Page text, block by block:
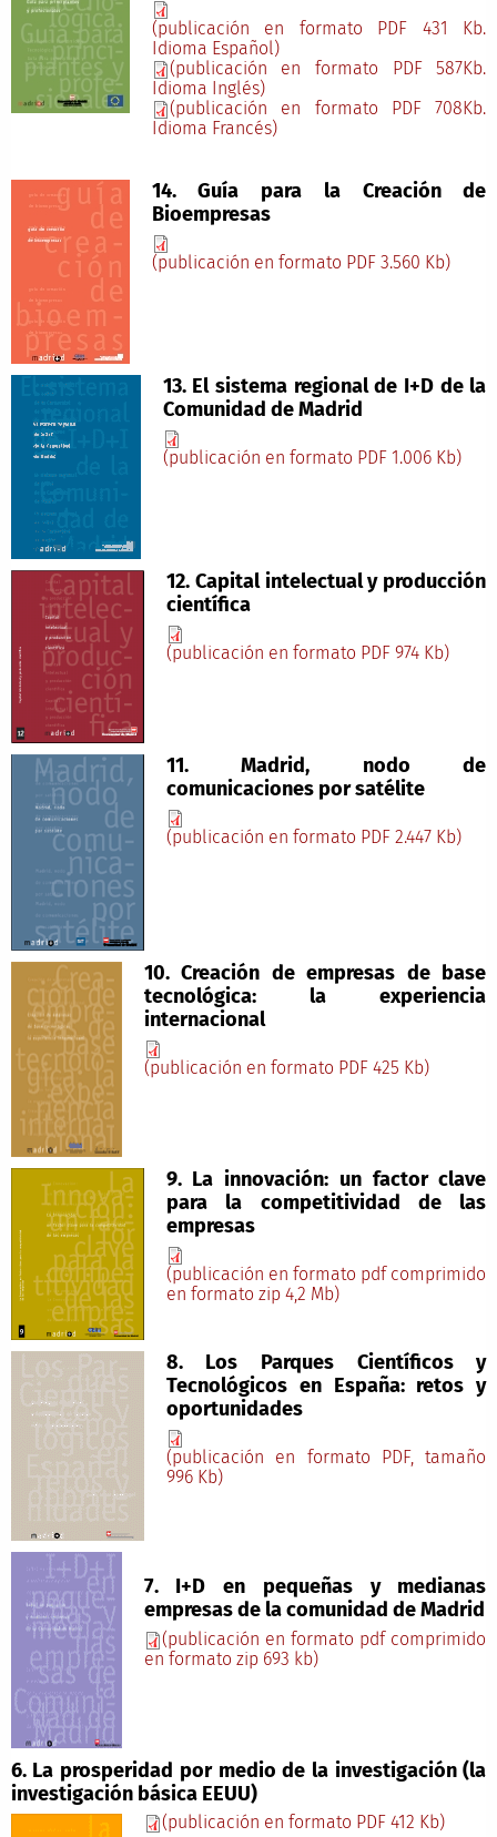
(publicación en formato PDF 431 Kb.
Idioma Español)
(publicación en formato PDF 587Kb.
Idioma Inglés)
(publicación en formato PDF 708Kb.
Idioma Francés)
14. Guía para la Creación de
Bioempresas
(publicación en formato PDF 3.560 Kb)
13. El sistema regional de I+D de la
Comunidad de Madrid
(publicación en formato PDF 1.006 Kb)
12. Capital intelectual y producción
científica
(publicación en formato PDF 974 Kb)
11. Madrid, nodo de
comunicaciones por satélite
(publicación en formato PDF 2.447 Kb)
10. Creación de empresas de base
tecnológica: la experiencia
internacional
(publicación en formato PDF 425 Kb)
9. La innovación: un factor clave
para la competitividad de las
empresas
(publicación en formato pdf comprimido
en formato zip 4,2 Mb)
8. Los Parques Científicos y
Tecnológicos en España: retos y
oportunidades
(publicación en formato PDF, tamaño
996 Kb)
7. I+D en pequeñas y medianas
empresas de la comunidad de Madrid
(publicación en formato pdf comprimido
en formato zip 693 kb)
6. La prosperidad por medio de la investigación (la
investigación básica EEUU)
(publicación en formato PDF 412 Kb)